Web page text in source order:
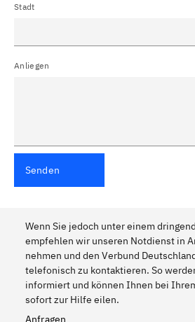
Stadt
Anliegen
Senden
Wenn Sie jedoch unter einem
empfehlen wir unseren Notdienst in
nehmen und den Verbund
telefonisch zu kontaktieren. So
informiert und können Ihnen bei
sofort zur Hilfe eilen.
Anfragen